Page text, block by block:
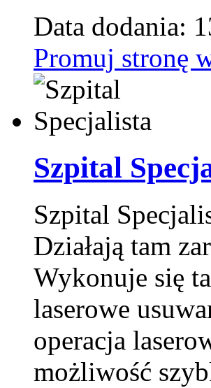
Data dodania:
Promuj stronę
Szpital
Szpital
Działają tam
Wykonuje się
laserowe
operacja
możliwość